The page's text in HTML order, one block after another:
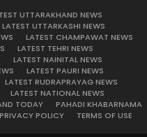
UTTARAKHAND NEWS
LATEST UTTARKASHI NEWS
LATEST CHAMPAWAT NEWS
LATEST TEHRI NEWS
LATEST NAINITAL NEWS
LATEST PAURI NEWS
LATEST RUDRAPRAYAG NEWS
LATEST NATIONAL NEWS
TODAY
PAHADI KHABARNAMA
PRIVACY POLICY TERMS OF USE